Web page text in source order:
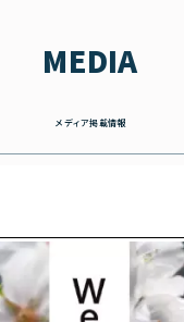
MEDIA
メディア掲載情報